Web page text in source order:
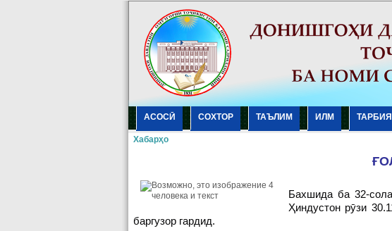
АСОСӢ СОХТОР ТАЪЛИМ ИЛМ ТАРБИЯ
Хабарҳо
Бахшида ба 32-
Ҳиндустон рӯзи
баргузор гардид.